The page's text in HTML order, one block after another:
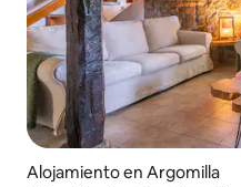
Alojamiento en Argomilla